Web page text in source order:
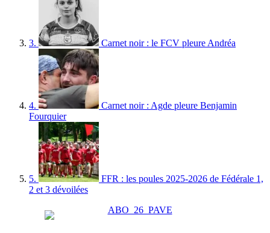
3. Carnet noir : le FCV pleure Andréa
4.
Carnet noir : Agde pleure Benjamin
Fourquier
5.
FFR : les poules 2025-2026 de Fédérale 1,
2 et 3 dévoilées